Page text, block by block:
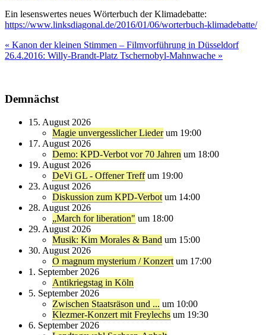
Ein lesenswertes neues Wörterbuch der Klimadebatte:
https://www.linksdiagonal.de/2016/01/06/worterbuch-klimadebatte/
Beitragsnavigation
« Kanon der kleinen Stimmen – Filmvorführung in Düsseldorf
26.4.2016: Willy-Brandt-Platz Tschernobyl-Mahnwache »
Demnächst
15. August 2026
Magie unvergesslicher Lieder um 19:00
17. August 2026
Demo: KPD-Verbot vor 70 Jahren um 18:00
19. August 2026
DeVi GL - Offener Treff um 19:00
23. August 2026
Diskussion zum KPD-Verbot um 14:00
28. August 2026
„March for liberation" um 18:00
29. August 2026
Musik: Kim Morales & Band um 15:00
30. August 2026
O magnum mysterium / Konzert um 17:00
1. September 2026
Antikriegstag in Köln
5. September 2026
Zwischen Staatsräson und ... um 10:00
Klezmer-Konzert mit Freylechs um 19:30
6. September 2026